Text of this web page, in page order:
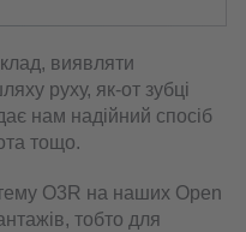
виявляти
руху, як-от зубці
нам надійний спосіб
тощо.
O3R на наших Open
тобто для